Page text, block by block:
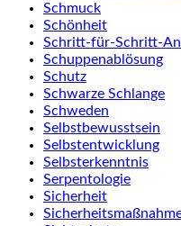
Schmuck
Schönheit
Schritt-für-Schritt-
Schuppenablösung
Schutz
Schwarze Schlange
Schweden
Selbstbewusstsein
Selbstentwicklung
Selbsterkenntnis
Serpentologie
Sicherheit